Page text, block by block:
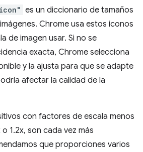
es un diccionario de tamaños
Chrome usa estos íconos
de imagen usar. Si no se
exacta, Chrome selecciona
y la ajusta para que se adapte
afectar la calidad de la
con factores de escala menos
1.2x, son cada vez más
que proporciones varios